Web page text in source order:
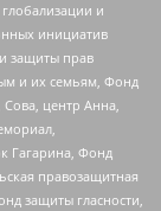
и
инициатив
защиты прав
и их семьям, Фонд
Сова, центр Анна,
Гагарина, Фонд
правозащитная
защиты гласности,